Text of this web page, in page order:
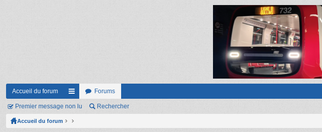
Accueil du forum
ac
co
Forums
Premier message non lu Rechercher
Accueil du forum